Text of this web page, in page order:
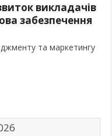
викладачів
забезпечення
та маркетингу